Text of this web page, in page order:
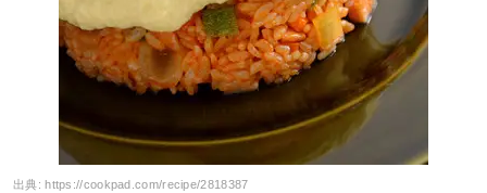
出典: https://cookpad.com/recipe/2818387